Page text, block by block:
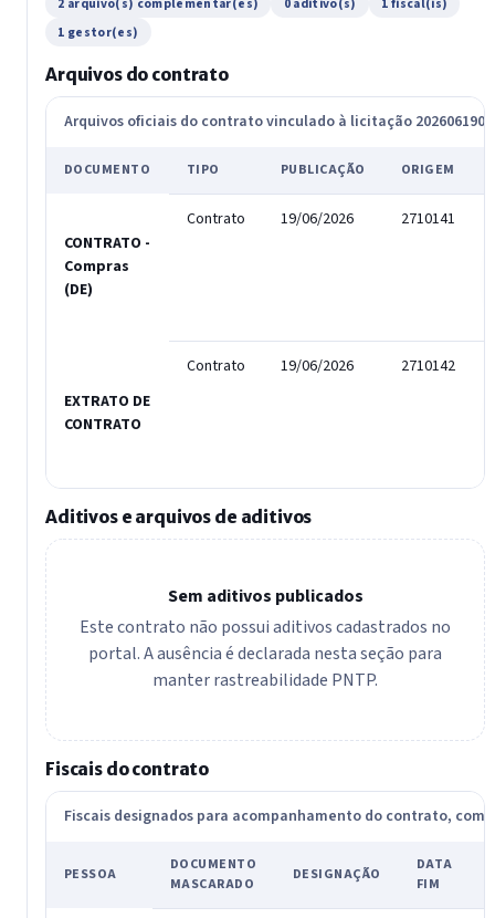
2 arquivo(s) complementar(es) 0 aditivo(s)
1 fiscal(is)
1 gestor(es)
Arquivos do contrato
Arquivos oficiais do contrato vinculado à licitação
DOCUMENTO TIPO PUBLICAÇÃO ORIGEM
CONTRATO -
Compras
(DE)
Contrato 19/06/2026 2710141
EXTRATO DE
CONTRATO
Contrato 19/06/2026 2710142
Aditivos e arquivos de aditivos
Sem aditivos publicados
Este contrato não possui aditivos cadastrados no
portal. A ausência é declarada nesta seção para
manter rastreabilidade PNTP.
Fiscais do contrato
Fiscais designados para acompanhamento do contrato, com
PESSOA
DOCUMENTO
MASCARADO
DESIGNAÇÃO
DATA
FIM